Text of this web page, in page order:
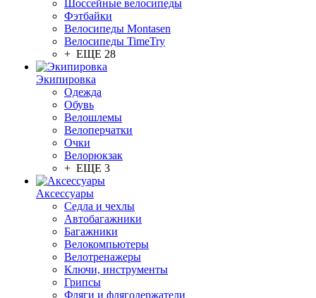
Шоссейные велосипеды
Фэтбайки
Велосипеды Montasen
Велосипеды TimeTry
+ ЕЩЕ 28
Экипировка
Одежда
Обувь
Велошлемы
Велоперчатки
Очки
Велорюкзак
+ ЕЩЕ 3
Аксессуары
Седла и чехлы
Автобагажники
Багажники
Велокомпьютеры
Велотренажеры
Ключи, инструменты
Грипсы
Фляги и флягодержатели